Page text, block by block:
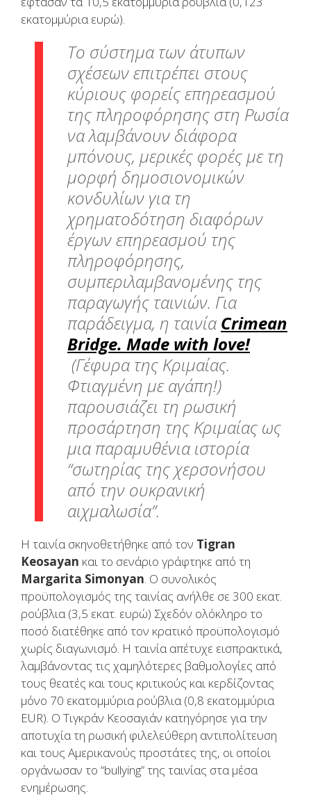
εκατομμύρια ευρώ).
Το σύστημα των άτυπων
σχέσεων επιτρέπει στους
κύριους φορείς επηρεασμού
της πληροφόρησης στη Ρωσία
να λαμβάνουν διάφορα
μπόνους, μερικές φορές με τη
μορφή δημοσιονομικών
κονδυλίων για τη
χρηματοδότηση διαφόρων
έργων επηρεασμού της
πληροφόρησης,
συμπεριλαμβανομένης της
παραγωγής ταινιών. Για
παράδειγμα, η ταινία Crimean
Bridge. Made with love!
(Γέφυρα της Κριμαίας.
Φτιαγμένη με αγάπη!)
παρουσιάζει τη ρωσική
προσάρτηση της Κριμαίας ως
μια παραμυθένια ιστορία
“σωτηρίας της χερσονήσου
από την ουκρανική
αιχμαλωσία”.
Η ταινία σκηνοθετήθηκε από τον Tigran
Keosayan και το σενάριο γράφτηκε από τη
Margarita Simonyan. Ο συνολικός
προϋπολογισμός της ταινίας ανήλθε σε 300 εκατ.
ρούβλια (3,5 εκατ. ευρώ) Σχεδόν ολόκληρο το
ποσό διατέθηκε από τον κρατικό προϋπολογισμό
χωρίς διαγωνισμό. Η ταινία απέτυχε εισπρακτικά,
λαμβάνοντας τις χαμηλότερες βαθμολογίες από
τους θεατές και τους κριτικούς και κερδίζοντας
μόνο 70 εκατομμύρια ρούβλια (0,8 εκατομμύρια
EUR). Ο Τιγκράν Κεοσαγιάν κατηγόρησε για την
αποτυχία τη ρωσική φιλελεύθερη αντιπολίτευση
και τους Αμερικανούς προστάτες της, οι οποίοι
οργάνωσαν το “bullying” της ταινίας στα μέσα
ενημέρωσης.